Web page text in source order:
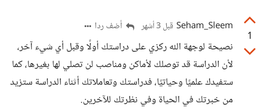
1
Seham_Sleem قبل 3 أشهر أضف ردا
نصيحة لوجهة الله ركزي على دراستك أولًا وقبل أي شيء آخر،
لأن الدراسة قد توصلك لأماكن ومناصب لن تصلي لها بغيرها، كما
ستفيدك علميًا وحياتيًا، فدراستك وتعاملاتك أثناء الدراسة ستزيد
من خبرتك في الحياة وفي نظرتك للآخرين.